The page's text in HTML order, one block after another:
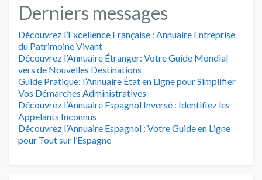
Derniers messages
Découvrez l’Excellence Française : Annuaire Entreprise
du Patrimoine Vivant
Découvrez l’Annuaire Étranger: Votre Guide Mondial
vers de Nouvelles Destinations
Guide Pratique: l’Annuaire État en Ligne pour Simplifier
Vos Démarches Administratives
Découvrez l’Annuaire Espagnol Inversé : Identifiez les
Appelants Inconnus
Découvrez l’Annuaire Espagnol : Votre Guide en Ligne
pour Tout sur l’Espagne